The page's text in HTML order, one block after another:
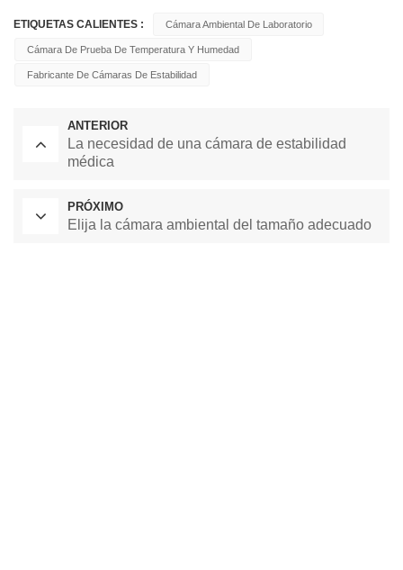
ETIQUETAS CALIENTES : Cámara Ambiental De Laboratorio
Cámara De Prueba De Temperatura Y Humedad
Fabricante De Cámaras De Estabilidad
ANTERIOR
La necesidad de una cámara de estabilidad
médica
PRÓXIMO
Elija la cámara ambiental del tamaño adecuado